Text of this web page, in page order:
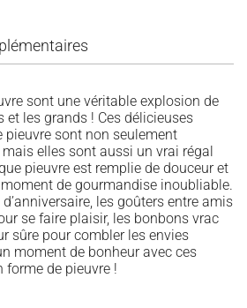
sont une véritable explosion de
et les grands ! Ces délicieuses
pieuvre sont non seulement
elles sont aussi un vrai régal
pieuvre est remplie de douceur et
de gourmandise inoubliable.
les goûters entre amis
se faire plaisir, les bonbons vrac
sûre pour combler les envies
moment de bonheur avec ces
forme de pieuvre !